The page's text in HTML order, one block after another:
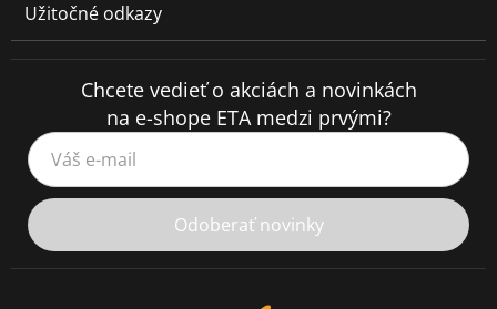
Užitočné odkazy
Chcete vedieť o akciách a novinkách
na e-shope ETA medzi prvými?
Váš e-mail
Odoberať novinky